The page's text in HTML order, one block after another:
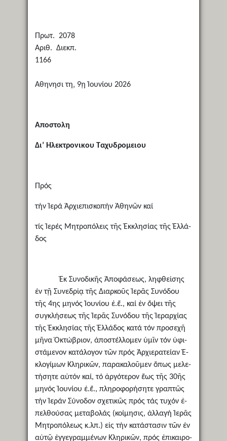
Πρωτ. 2078
Αριθ. Διεκπ.
1166
Αθηνησι τη‚ 9ῃ Ἰουνίου 2026
Αποστολη
Δι’ Ηλεκτρονικου Ταχυδρομειου
Πρός
τήν Ἱ­ε­ρά Ἀρ­χι­ε­πι­σκο­πήν Ἀ­θη­νῶν καί
τίς Ἱερές Μη­τρο­πό­λεις τῆς Ἐκ­κλη­σίας τῆς Ἑλ­λά­
δος
Ἐκ Συ­νο­δι­κῆς Ἀ­πο­φά­σε­ως, λη­φθε­ί­σης
ἐν τῇ Συ­νε­δρί­ᾳ τῆς Δια­ρκοῦς Ἱ­ε­ρᾶς Συ­νό­δου
τῆς 4ης μη­νός Ἰουνίου ἐ.ἔ., καί ἐν ὄψει τῆς
συγκλήσεως τῆς Ἱερᾶς Συνόδου τῆς Ἱεραρχίας
τῆς Ἐκκλησίας τῆς Ἑλλάδος κατά τόν προσεχῆ
μῆνα Ὀκτώβριον, ἀ­πο­στέλ­λο­μεν ὑ­μῖν τόν ὑ­φι­
στά­με­νον κα­τά­λο­γον τῶν πρός Ἀρ­χι­ε­ρα­τείαν Ἐ­
κλο­γί­μων Κλη­ρι­κῶν, πα­ρα­κα­λοῦ­μεν ὅ­πως με­λε­
τή­σητε αὐ­τόν καί, τό ἀργότερον ­ἕως τῆς 30ῆς
μη­νός Ἰουνίου ἐ.ἔ., πλη­ρο­φο­ρή­σητε γρα­πτῶς
τήν Ἱ­ε­ράν Σύ­νο­δον σχε­τι­κῶς πρός τάς τυ­χόν ἐ­
πελ­θού­σας με­τα­βο­λάς (κοίμησις, ἀλλαγή Ἱερᾶς
Μητροπόλεως κ.λπ.) εἰς τήν κα­τά­στα­σιν τῶν ἐν
αὐτῷ ἐγ­γε­γραμ­μέ­νων Κλη­ρι­κῶν, πρός ἐ­πι­και­ρο­